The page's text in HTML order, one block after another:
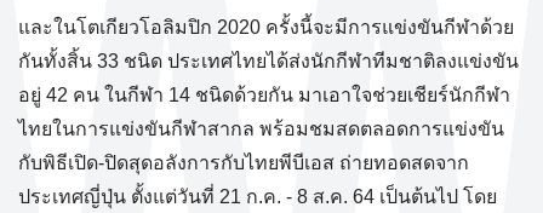
และในโตเกียวโอลิมปิก 2020 ครั้งนี้จะมีการแข่งขันกีฬาด้วย
กันทั้งสิ้น 33 ชนิด ประเทศไทยได้ส่งนักกีฬาทีมชาติลงแข่งขัน
อยู่ 42 คน ในกีฬา 14 ชนิดด้วยกัน มาเอาใจช่วยเชียร์นักกีฬา
ไทยในการแข่งขันกีฬาสากล พร้อมชมสดตลอดการแข่งขัน
กับพิธีเปิด-ปิดสุดอลังการกับไทยพีบีเอส ถ่ายทอดสดจาก
ประเทศญี่ปุ่น ตั้งแต่วันที่ 21 ก.ค. - 8 ส.ค. 64 เป็นต้นไป โดย